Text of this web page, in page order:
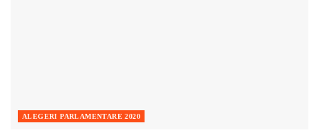
ALEGERI PARLAMENTARE 2020